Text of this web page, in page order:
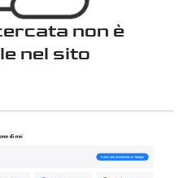
non è
nel sito